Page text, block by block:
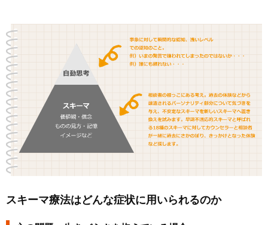
スキーマ療法はどんな症状に用いられるのか